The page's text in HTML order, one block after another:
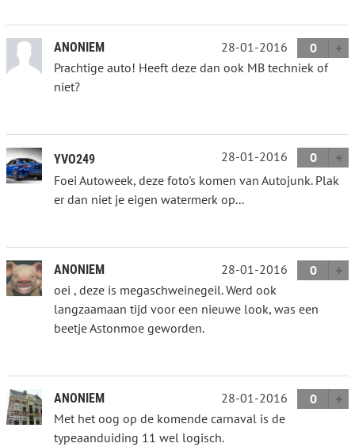
ANONIEM 28-01-2016
0
Prachtige auto! Heeft deze dan ook MB techniek of
niet?
YVO249 28-01-2016
0
Foei Autoweek, deze foto's komen van Autojunk. Plak
er dan niet je eigen watermerk op...
ANONIEM 28-01-2016
0
oei , deze is megaschweinegeil. Werd ook
langzaamaan tijd voor een nieuwe look, was een
beetje Astonmoe geworden.
ANONIEM 28-01-2016
0
Met het oog op de komende carnaval is de
typeaanduiding 11 wel logisch.